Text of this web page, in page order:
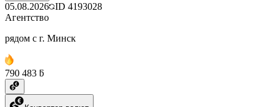
05.08.2026 ID 4193028
Агентство
рядом с г. Минск
790 483 ƃ